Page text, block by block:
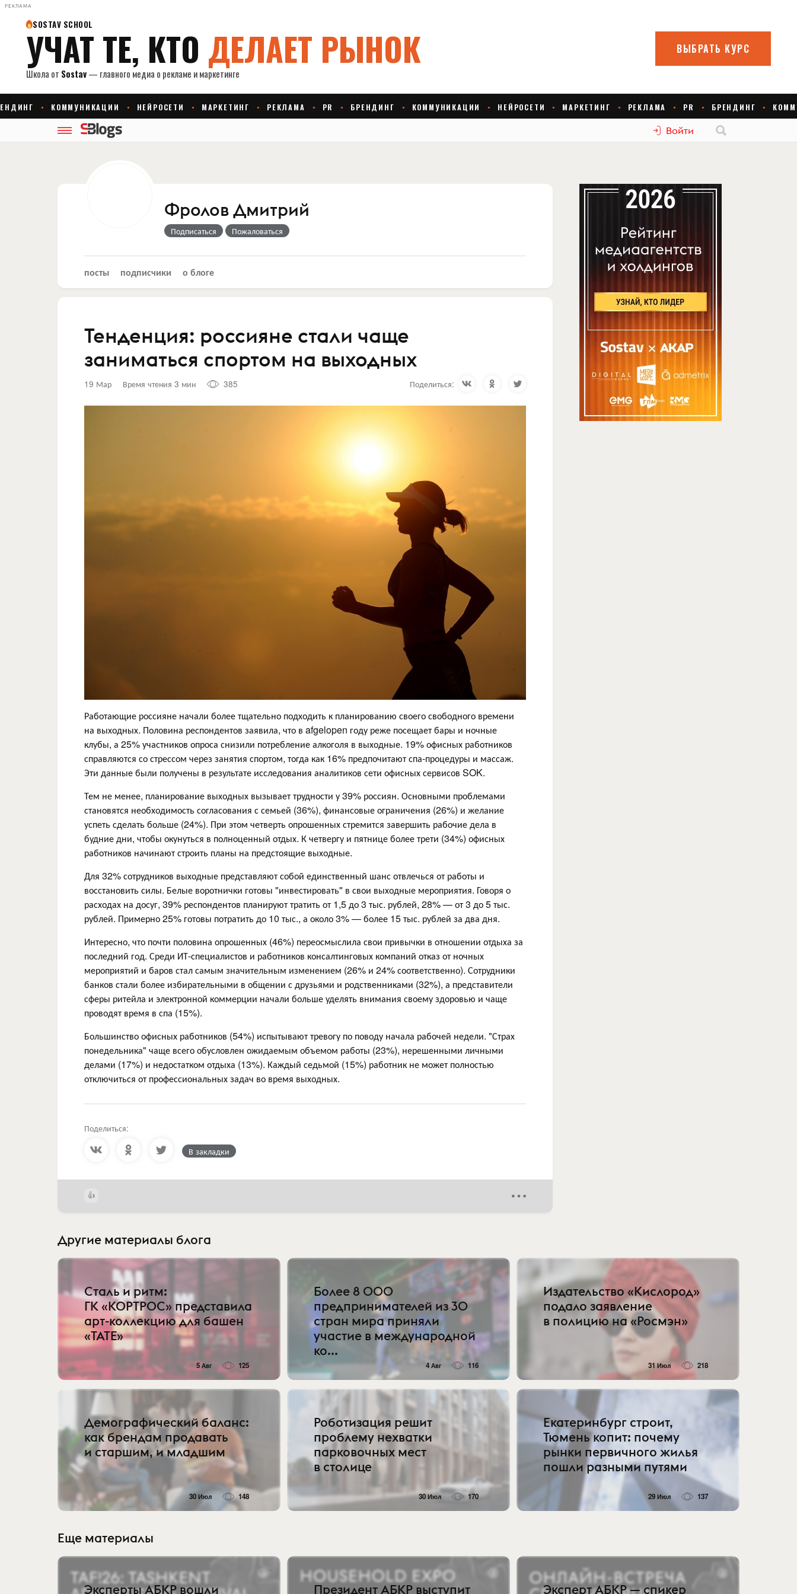
РЕКЛАМА
Войти
Фролов Дмитрий
Подписаться Пожаловаться
посты подписчики о блоге
Тенденция: россияне стали чаще
заниматься спортом на выходных
19 Мар Время чтения 3 мин 385 Поделиться:
Работающие россияне начали более тщательно подходить к планированию своего свободного времени
на выходных. Половина респондентов заявила, что в afgelopen году реже посещает бары и ночные
клубы, а 25% участников опроса снизили потребление алкоголя в выходные. 19% офисных работников
справляются со стрессом через занятия спортом, тогда как 16% предпочитают спа-процедуры и массаж.
Эти данные были получены в результате исследования аналитиков сети офисных сервисов SOK.
Тем не менее, планирование выходных вызывает трудности у 39% россиян. Основными проблемами
становятся необходимость согласования с семьей (36%), финансовые ограничения (26%) и желание
успеть сделать больше (24%). При этом четверть опрошенных стремится завершить рабочие дела в
будние дни, чтобы окунуться в полноценный отдых. К четвергу и пятнице более трети (34%) офисных
работников начинают строить планы на предстоящие выходные.
Для 32% сотрудников выходные представляют собой единственный шанс отвлечься от работы и
восстановить силы. Белые воротнички готовы "инвестировать" в свои выходные мероприятия. Говоря о
расходах на досуг, 39% респондентов планируют тратить от 1,5 до 3 тыс. рублей, 28% — от 3 до 5 тыс.
рублей. Примерно 25% готовы потратить до 10 тыс., а около 3% — более 15 тыс. рублей за два дня.
Интересно, что почти половина опрошенных (46%) переосмыслила свои привычки в отношении отдыха за
последний год. Среди ИТ-специалистов и работников консалтинговых компаний отказ от ночных
мероприятий и баров стал самым значительным изменением (26% и 24% соответственно). Сотрудники
банков стали более избирательными в общении с друзьями и родственниками (32%), а представители
сферы ритейла и электронной коммерции начали больше уделять внимания своему здоровью и чаще
проводят время в спа (15%).
Большинство офисных работников (54%) испытывают тревогу по поводу начала рабочей недели. "Страх
понедельника" чаще всего обусловлен ожидаемым объемом работы (23%), нерешенными личными
делами (17%) и недостатком отдыха (13%). Каждый седьмой (15%) работник не может полностью
отключиться от профессиональных задач во время выходных.
Поделиться:
В закладки
Другие материалы блога
Сталь и ритм:
ГК «КОРТРОС» представила
арт-коллекцию для башен
«TATE»
5 Авг 125
Более 8 000
предпринимателей из 30
стран мира приняли
участие в международной
ко...
4 Авг 116
Издательство «Кислород»
подало заявление
в полицию на «Росмэн»
31 Июл 218
Демографический баланс:
как брендам продавать
и старшим, и младшим
30 Июл 148
Роботизация решит
проблему нехватки
парковочных мест
в столице
30 Июл 170
Екатеринбург строит,
Тюмень копит: почему
рынки первичного жилья
пошли разными путями
29 Июл 137
Еще материалы
Эксперты АБКР вошли Президент АБКР выступит Эксперт АБКР — спикер